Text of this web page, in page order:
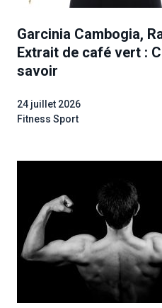
Garcinia Cambogia,
Extrait de café vert :
savoir
24 juillet 2026
Fitness Sport